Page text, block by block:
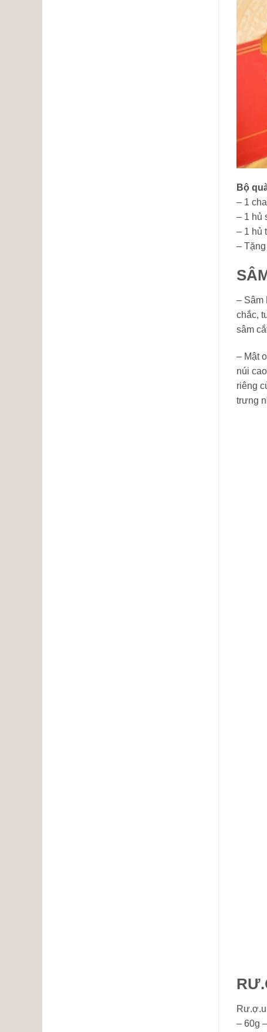
Bộ
– 1
– 1 hủ
– 1 hủ
–
– Sâm
chắc,
sâm
– Mật
núi
riêng
trưng
– 60g